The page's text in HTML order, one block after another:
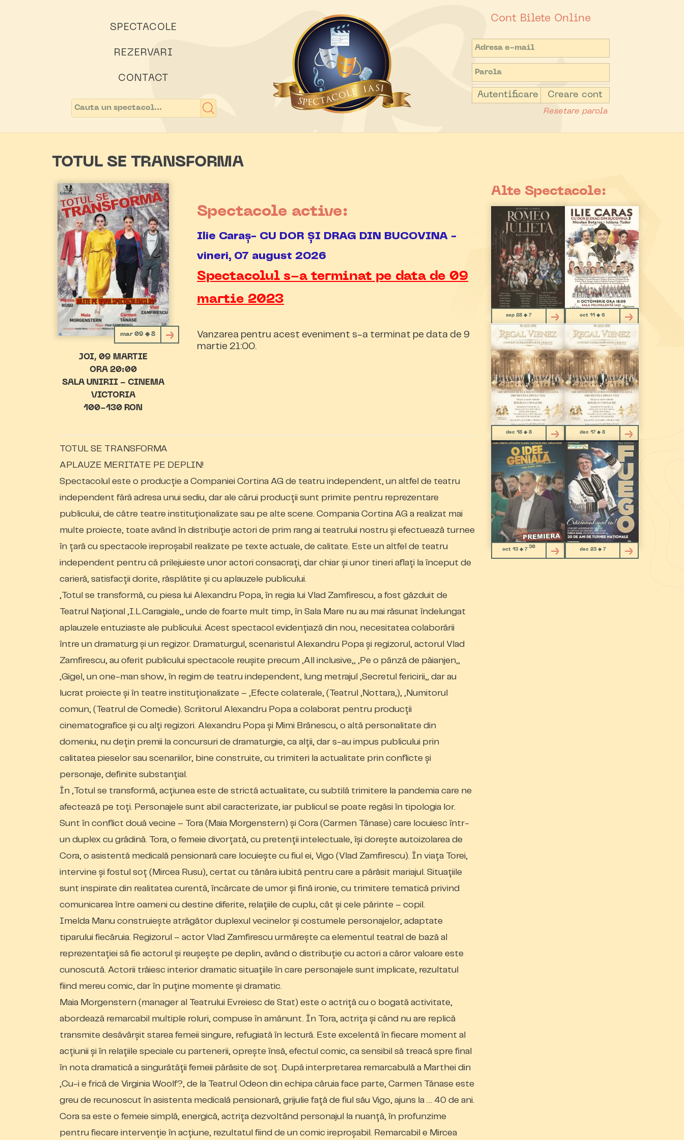
SPECTACOLE
REZERVARI
CONTACT
Cont Bilete Online
Autentificare Creare cont
Resetare parola
TOTUL SE TRANSFORMA
mar 09 ◆ 8
JOI 09 MARTIE
ORA 20:00
SALA UNIRII - CINEMA
VICTORIA
100-130 RON
Spectacole active:
Ilie Caraș- CU DOR ȘI DRAG DIN BUCOVINA -
vineri, 07 august 2026
Spectacolul s-a terminat pe data de 09
martie 2023
Vanzarea pentru acest eveniment s-a terminat pe data de 9
martie 21:00.
TOTUL SE TRANSFORMA
APLAUZE MERITATE PE DEPLIN!
Spectacolul este o producție a Companiei Cortina AG de teatru independent, un altfel de teatru
independent fără adresa unui sediu, dar ale cărui producții sunt primite pentru reprezentare
publicului, de către teatre instituționalizate sau pe alte scene. Compania Cortina AG a realizat mai
multe proiecte, toate având în distribuție actori de prim rang ai teatrului nostru și efectuează turnee
în țară cu spectacole ireproșabil realizate pe texte actuale, de calitate. Este un altfel de teatru
independent pentru că prilejuieste unor actori consacrați, dar chiar și unor tineri aflați la început de
carieră, satisfacții dorite, răsplătite și cu aplauzele publicului.
„Totul se transformă„ cu piesa lui Alexandru Popa, în regia lui Vlad Zamfirescu, a fost găzduit de
Teatrul Național „I.L.Caragiale„, unde de foarte mult timp, în Sala Mare nu au mai răsunat îndelungat
aplauzele entuziaste ale publicului. Acest spectacol evidențiază din nou, necesitatea colaborării
între un dramaturg și un regizor. Dramaturgul, scenaristul Alexandru Popa și regizorul, actorul Vlad
Zamfirescu, au oferit publicului spectacole reușite precum „All inclusive„, „Pe o pânză de păianjen„,
„Gigel„ un one-man show, în regim de teatru independent, lung metrajul „Secretul fericirii„, dar au
lucrat proiecte și în teatre instituționalizate – „Efecte colaterale„ (Teatrul „Nottara„), „Numitorul
comun„ (Teatrul de Comedie). Scriitorul Alexandru Popa a colaborat pentru producții
cinematografice și cu alți regizori. Alexandru Popa și Mimi Brănescu, o altă personalitate din
domeniu, nu dețin premii la concursuri de dramaturgie, ca alții, dar s-au impus publicului prin
calitatea pieselor sau scenariilor, bine construite, cu trimiteri la actualitate prin conflicte și
personaje, definite substanțial.
În „Totul se transformă„ acțiunea este de strictă actualitate, cu subtilă trimitere la pandemia care ne
afectează pe toți. Personajele sunt abil caracterizate, iar publicul se poate regăsi în tipologia lor.
Sunt în conflict două vecine – Tora (Maia Morgenstern) și Cora (Carmen Tănase) care locuiesc într-
un duplex cu grădină. Tora, o femeie divorțată, cu pretenții intelectuale, își dorește autoizolarea de
Cora, o asistentă medicală pensionară care locuiește cu fiul ei, Vigo (Vlad Zamfirescu). În viața Torei,
intervine și fostul soț (Mircea Rusu), certat cu tănăra iubită pentru care a părăsit mariajul. Situațiile
sunt inspirate din realitatea curentă, încărcate de umor și fină ironie, cu trimitere tematică privind
comunicarea între oameni cu destine diferite, relațiile de cuplu, cât și cele părinte – copil.
Imelda Manu construiește atrăgător duplexul vecinelor și costumele personajelor, adaptate
tiparului fiecăruia. Regizorul – actor Vlad Zamfirescu urmărește ca elementul teatral de bază al
reprezentației să fie actorul și reușește pe deplin, având o distribuție cu actori a căror valoare este
cunoscută. Actorii trăiesc interior dramatic situațiile în care personajele sunt implicate, rezultatul
fiind mereu comic, dar în puține momente și dramatic.
Maia Morgenstern (manager al Teatrului Evreiesc de Stat) este o actriță cu o bogată activitate,
abordează remarcabil multiple roluri, compuse în amănunt. În Tora, actrița și când nu are replică
transmite desăvârșit starea femeii singure, refugiată în lectură. Este excelentă în fiecare moment al
acțiunii și în relațiile speciale cu partenerii, oprește însă, efectul comic, ca sensibil să treacă spre final
în nota dramatică a singurătății femeii părăsite de soț. După interpretarea remarcabulă a Marthei din
„Cu-i e frică de Virginia Woolf?„ de la Teatrul Odeon din echipa căruia face parte, Carmen Tănase este
greu de recunoscut în asistenta medicală pensionară, grijulie față de fiul său Vigo, ajuns la … 40 de ani.
Cora sa este o femeie simplă, energică, actrița dezvoltând personajul la nuanță, în profunzime
pentru fiecare intervenție în acțiune, rezultatul fiind de un comic ireproșabil. Remarcabil e Mircea
Alte Spectacole:
sep 28 ◆ 7 oct 11 ◆ 6
dec 18 ◆ 8 dec 17 ◆ 8
oct 13 ◆ 7 30 dec 23 ◆ 7